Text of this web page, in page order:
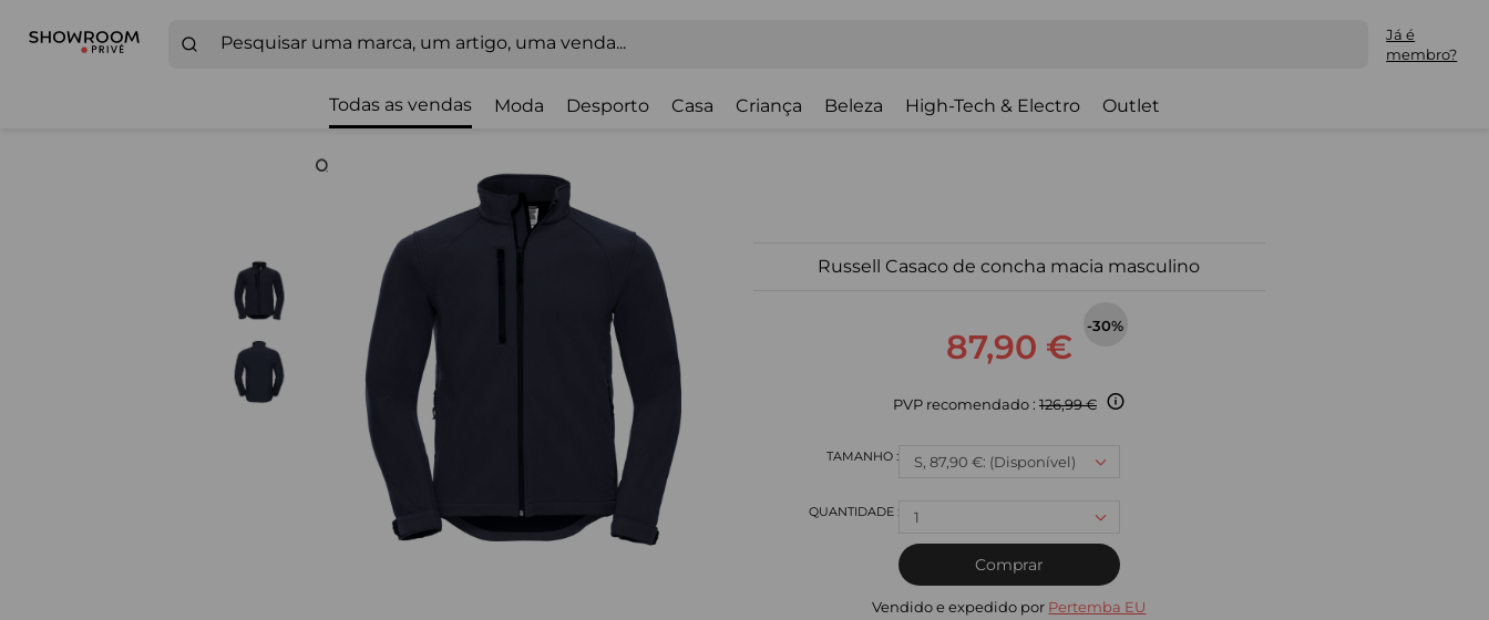
Já é
membro?
Todas as vendas Moda Desporto Casa Criança Beleza High-Tech & Electro Outlet
Russell Casaco de concha macia masculino
87,90 €
-30%
PVP recomendado : 126,99 €
S, 87,90 €: (Disponível)
1
Comprar
Vendido e expedido por Pertemba EU